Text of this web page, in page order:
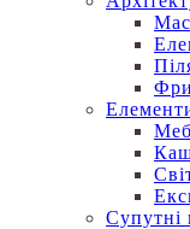
Супутні